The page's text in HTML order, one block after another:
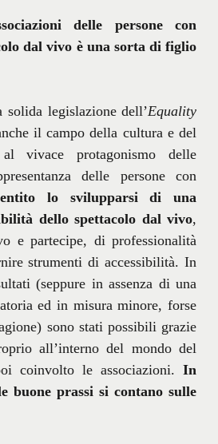
delle persone con
dal vivo è una sorta di figlio
legislazione dell’Equality
il campo della cultura e del
vivace protagonismo delle
delle persone con
lo svilupparsi di una
dello spettacolo dal vivo,
e partecipe, di professionalità
strumenti di accessibilità. In
(seppure in assenza di una
ed in misura minore, forse
sono stati possibili grazie
all’interno del mondo del
coinvolto le associazioni.In
buone prassi si contano sulle